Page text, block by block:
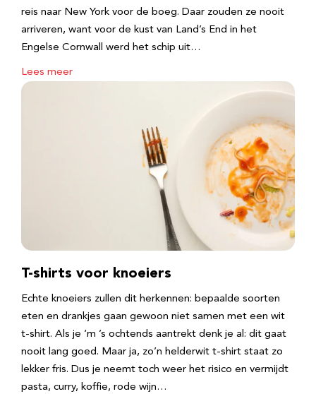
reis naar New York voor de boeg. Daar zouden ze nooit
arriveren, want voor de kust van Land’s End in het
Engelse Cornwall werd het schip uit…
Lees meer
T-shirts voor knoeiers
Echte knoeiers zullen dit herkennen: bepaalde soorten
eten en drankjes gaan gewoon niet samen met een wit
t-shirt. Als je ‘m ’s ochtends aantrekt denk je al: dit gaat
nooit lang goed. Maar ja, zo’n helderwit t-shirt staat zo
lekker fris. Dus je neemt toch weer het risico en vermijdt
pasta, curry, koffie, rode wijn…